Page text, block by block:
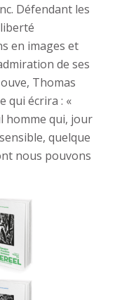
Défendant les
en images et
de ses
Thomas
qui écrira : «
homme qui, jour
quelque
nous pouvons